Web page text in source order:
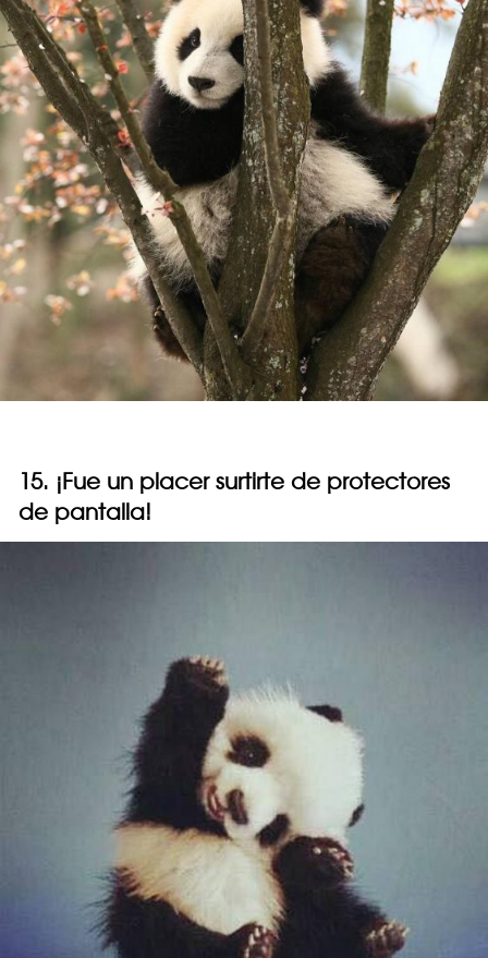
15. ¡Fue un placer surtirte de protectores
de pantalla!